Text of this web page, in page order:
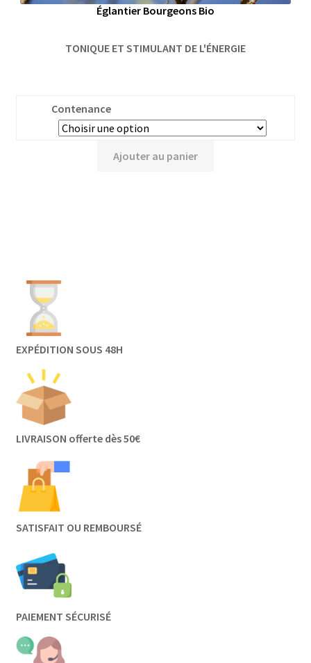
Églantier Bourgeons Bio
TONIQUE ET STIMULANT DE L'ÉNERGIE
Contenance
Ajouter au panier
EXPÉDITION SOUS 48H
LIVRAISON offerte dès 50€
SATISFAIT OU REMBOURSÉ
PAIEMENT SÉCURISÉ